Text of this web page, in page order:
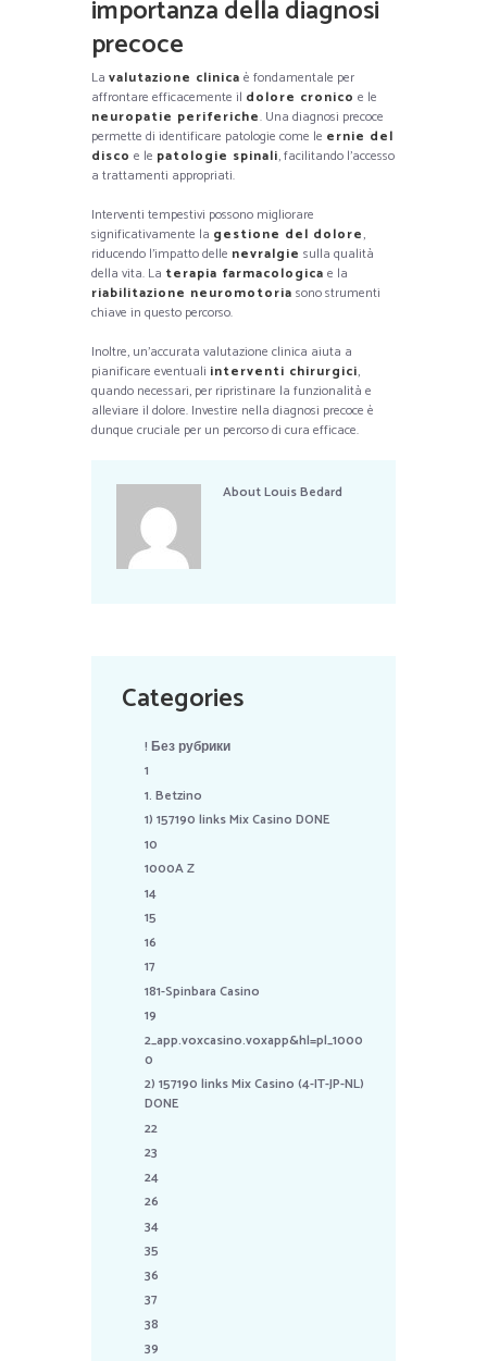
importanza della diagnosi
precoce
La valutazione clinica è fondamentale per
affrontare efficacemente il dolore cronico e le
neuropatie periferiche. Una diagnosi precoce
permette di identificare patologie come le ernie del
disco e le patologie spinali, facilitando l’accesso
a trattamenti appropriati.
Interventi tempestivi possono migliorare
significativamente la gestione del dolore,
riducendo l’impatto delle nevralgie sulla qualità
della vita. La terapia farmacologica e la
riabilitazione neuromotoria sono strumenti
chiave in questo percorso.
Inoltre, un’accurata valutazione clinica aiuta a
pianificare eventuali interventi chirurgici,
quando necessari, per ripristinare la funzionalità e
alleviare il dolore. Investire nella diagnosi precoce è
dunque cruciale per un percorso di cura efficace.
AboutLouis Bedard
Categories
! Без рубрики
1
1. Betzino
1) 157190 links Mix Casino DONE
10
1000A Z
14
15
16
17
181-Spinbara Casino
19
2_app.voxcasino.voxapp&hl=pl_1000
0
2) 157190 links Mix Casino (4-IT-JP-NL)
DONE
22
23
24
26
34
35
36
37
38
39